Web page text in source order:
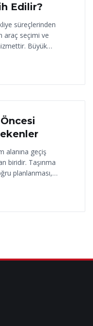
Edilir?
süreçlerinden
araç seçimi ve
Büyük…
alanına geçiş
biridir. Taşınma
planlanması,…